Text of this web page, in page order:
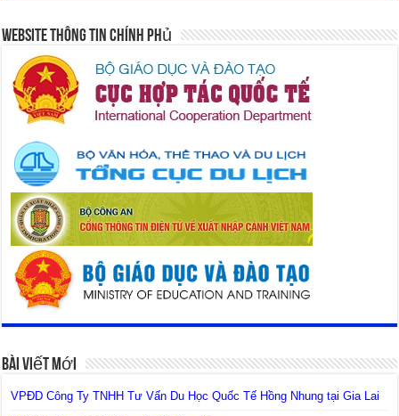
Website Thông Tin Chính Phủ
Bài Viết Mới
VPĐD Công Ty TNHH Tư Vấn Du Học Quốc Tế Hồng Nhung tại Gia Lai